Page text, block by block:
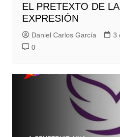
EL PRETEXTO DE
EXPRESIÓN
Daniel Carlos García
3
0